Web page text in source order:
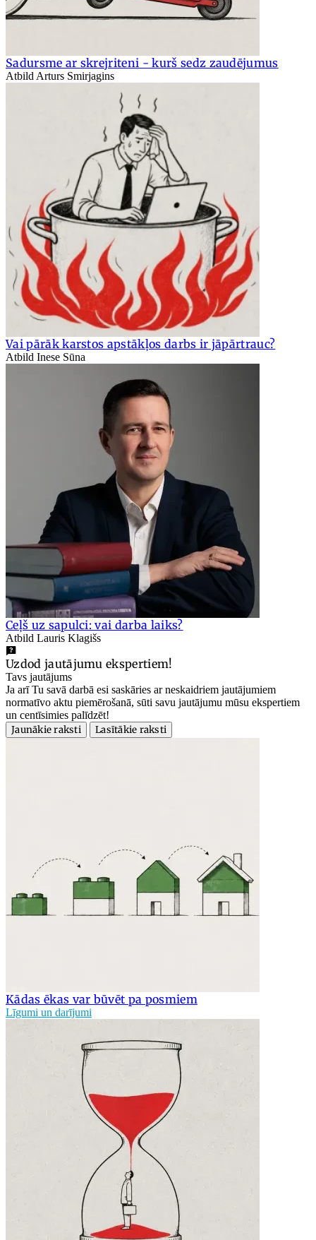
Sadursme ar skrejriteni - kurš sedz zaudējumus
Atbild Arturs Smirjagins
Vai pārāk karstos apstākļos darbs ir jāpārtrauc?
Atbild Inese Sūna
Ceļš uz sapulci: vai darba laiks?
Atbild Lauris Klagišs
Uzdod jautājumu ekspertiem!
Tavs jautājums
Ja arī Tu savā darbā esi saskāries ar neskaidriem jautājumiem
normatīvo aktu piemērošanā, sūti savu jautājumu mūsu ekspertiem
un centīsimies palīdzēt!
Jaunākie raksti
Lasītākie raksti
Kādas ēkas var būvēt pa posmiem
Līgumi un darījumi